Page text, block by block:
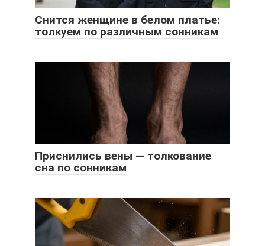
Снится женщине в белом платье:
толкуем по различным сонникам
Приснились вены — толкование
сна по сонникам